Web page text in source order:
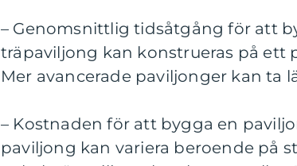
– Genomsnittlig tidsåtgång för att
träpaviljong kan konstrueras på ett
Mer avancerade paviljonger kan ta
– Kostnaden för att bygga en
paviljong kan variera beroende på